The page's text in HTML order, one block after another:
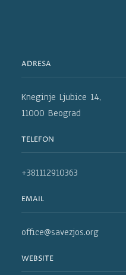
ADRESA
Kneginje Ljubice 14,
11000 Beograd
TELEFON
+381112910363
EMAIL
office@savezjos.org
WEBSITE